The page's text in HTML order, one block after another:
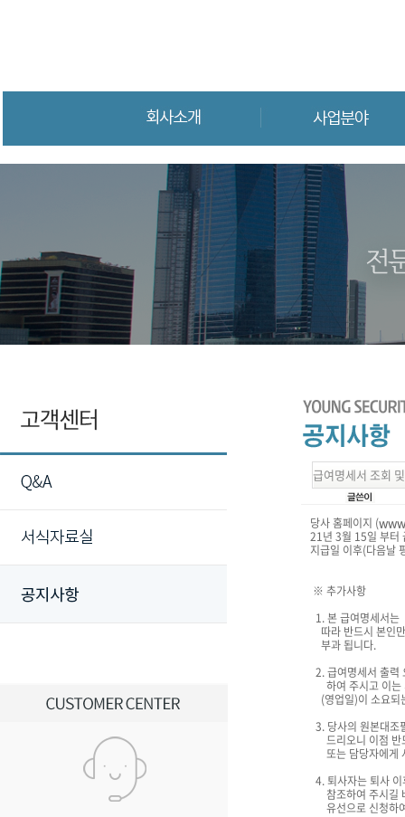
급여명세서 조회
당사 홈페이지 (
21년 3월 15일 부터
지급일 이후(다음날
※ 추가사항
1. 본 급여명세서는
따라 반드시 본인
부과 됩니다.
2. 급여명세서 출력
하여 주시고 이는
(영업일)이 소요되
3. 당사의 원본대조
드리오니 이점 반
또는 담당자에게
4. 퇴사자는 퇴사
참조하여 주시길
유선으로 신청하